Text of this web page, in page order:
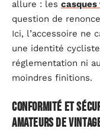
allure : les casques
question de
Ici, l’accessoire ne
une identité
réglementation ni
moindres finitions.
Conformité et
amateurs de